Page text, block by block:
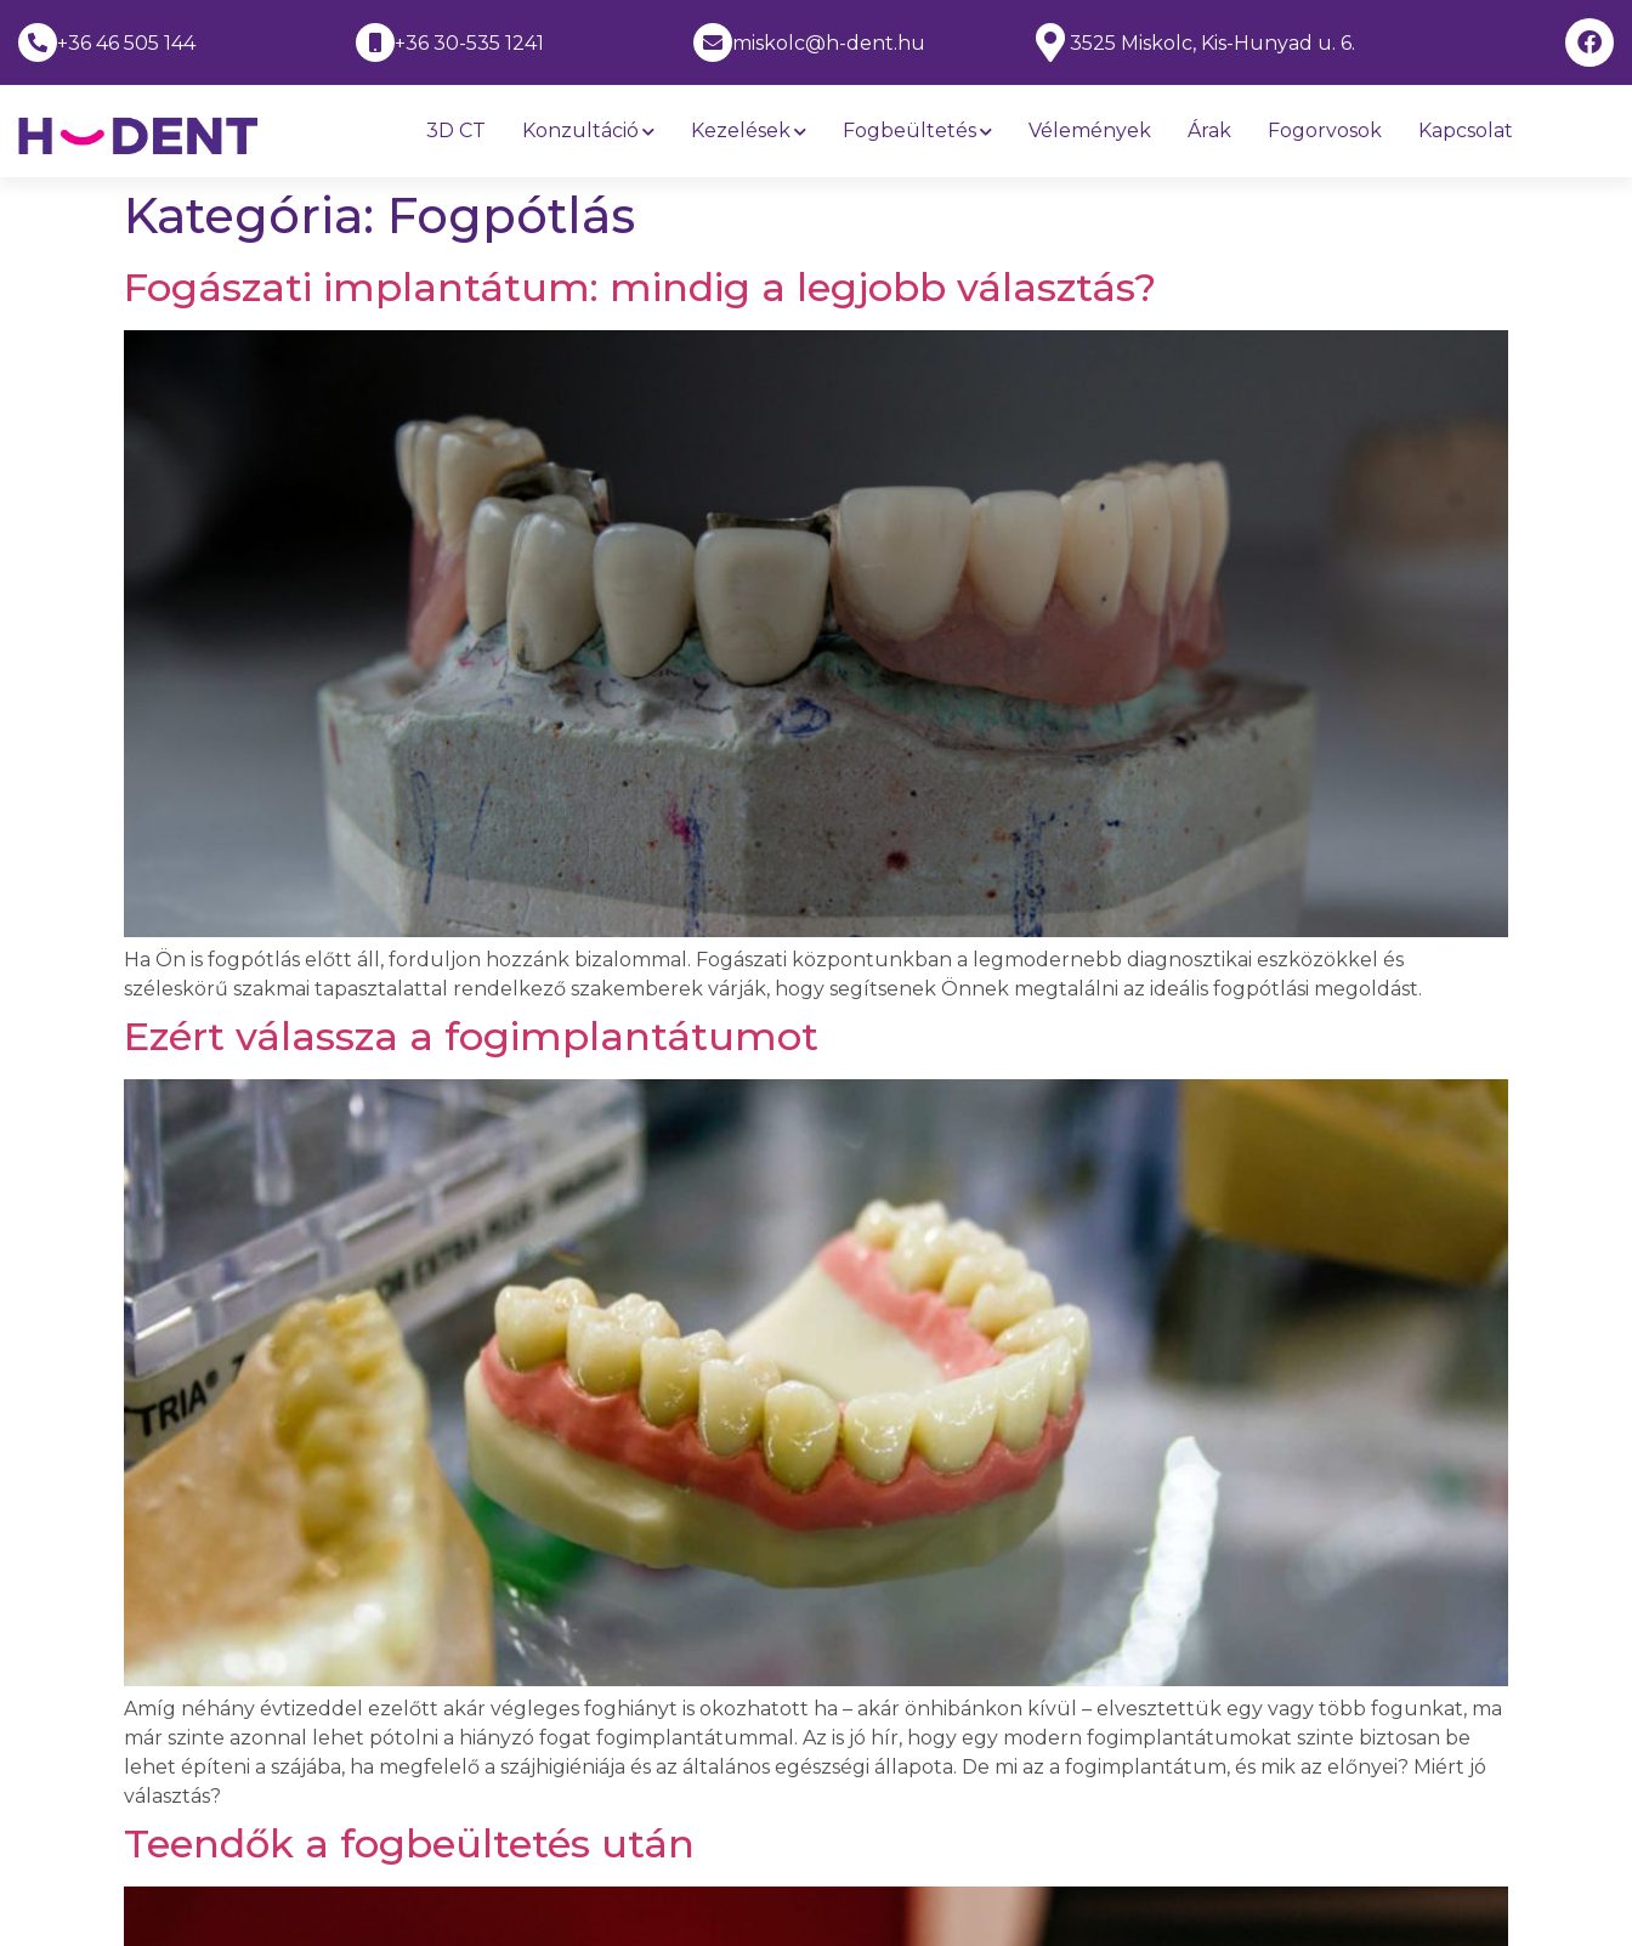
+36 46 505 144 +36 30-535 1241 miskolc@h-dent.hu 3525 Miskolc, Kis-Hunyad u. 6.
3D CT Konzultáció Kezelések Fogbeültetés Vélemények Árak Fogorvosok Kapcsolat
Kategória: Fogpótlás
Fogászati implantátum: mindig a legjobb választás?
Ha Ön is fogpótlás előtt áll, forduljon hozzánk bizalommal. Fogászati központunkban a legmodernebb diagnosztikai eszközökkel és
széleskörű szakmai tapasztalattal rendelkező szakemberek várják, hogy segítsenek Önnek megtalálni az ideális fogpótlási megoldást.
Ezért válassza a fogimplantátumot
Amíg néhány évtizeddel ezelőtt akár végleges foghiányt is okozhatott ha – akár önhibánkon kívül – elvesztettük egy vagy több fogunkat, ma
már szinte azonnal lehet pótolni a hiányzó fogat fogimplantátummal. Az is jó hír, hogy egy modern fogimplantátumokat szinte biztosan be
lehet építeni a szájába, ha megfelelő a szájhigiéniája és az általános egészségi állapota. De mi az a fogimplantátum, és mik az előnyei? Miért jó
választás?
Teendők a fogbeültetés után